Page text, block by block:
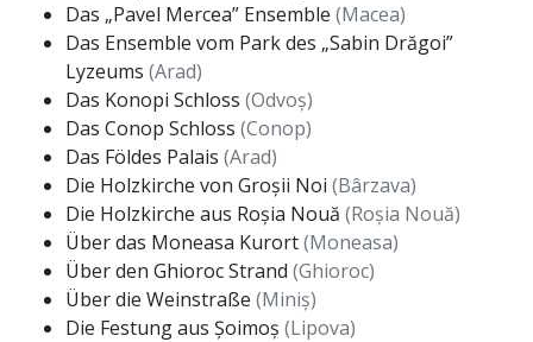
Das „Pavel Mercea” Ensemble (Macea)
Das Ensemble vom Park des „Sabin Drăgoi”
Lyzeums (Arad)
Das Konopi Schloss (Odvoș)
Das Conop Schloss (Conop)
Das Földes Palais (Arad)
Die Holzkirche von Groșii Noi (Bârzava)
Die Holzkirche aus Roșia Nouă (Roșia Nouă)
Über das Moneasa Kurort(Moneasa)
Über den Ghioroc Strand (Ghioroc)
Über die Weinstraße (Miniș)
Die Festung aus Șoimoș (Lipova)